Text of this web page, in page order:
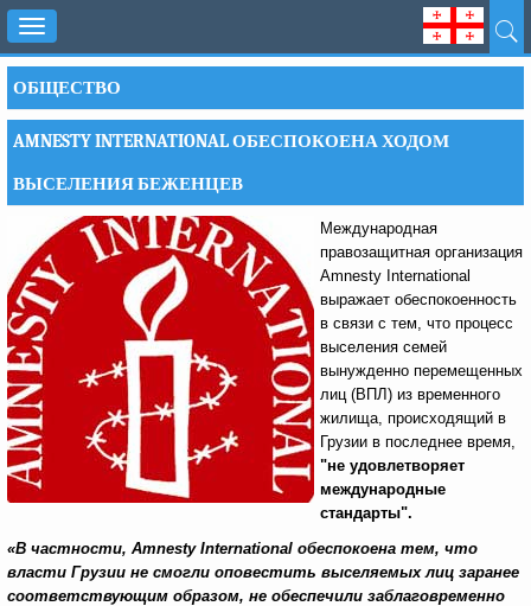
Toggle
navigation
ОБЩЕСТВО
AMNESTY INTERNATIONAL ОБЕСПОКОЕНА ХОДОМ
ВЫСЕЛЕНИЯ БЕЖЕНЦЕВ
Международная
правозащитная организация
Amnesty International
выражает обеспокоенность
в связи с тем, что процесс
выселения семей
вынужденно перемещенных
лиц (ВПЛ) из временного
жилища, происходящий в
Грузии в последнее время,
"не удовлетворяет
международные
стандарты".
«В частности, Amnesty International обеспокоена тем, что
власти Грузии не смогли оповестить выселяемых лиц заранее
соответствующим образом, не обеспечили заблаговременно